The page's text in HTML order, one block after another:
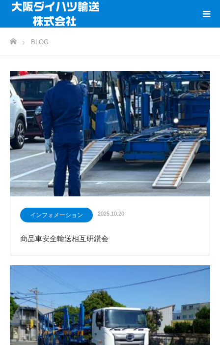
ホームBLOG
インフォメーション 2025.10.20
商品車安全輸送相互研鑽会